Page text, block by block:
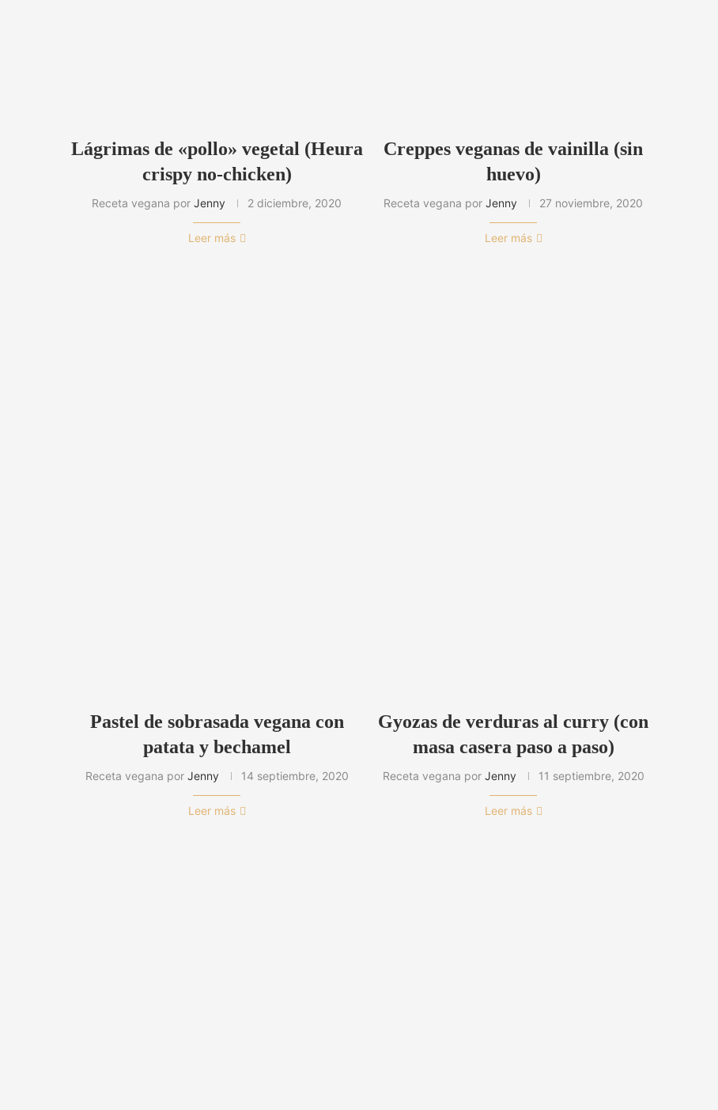
Lágrimas de «pollo» vegetal (Heura
crispy no-chicken)
Receta vegana porJenny 2 diciembre, 2020
Leer más
Creppes veganas de vainilla (sin
huevo)
Receta vegana porJenny 27 noviembre, 2020
Leer más
Pastel de sobrasada vegana con
patata y bechamel
Receta vegana por Jenny 14 septiembre, 2020
Leer más
Gyozas de verduras al curry (con
masa casera paso a paso)
Receta vegana por Jenny 11 septiembre, 2020
Leer más